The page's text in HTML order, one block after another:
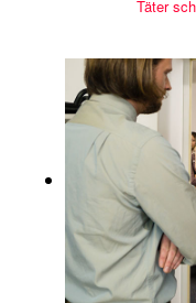
Täter